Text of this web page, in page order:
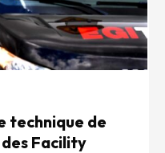
technique de
Facility